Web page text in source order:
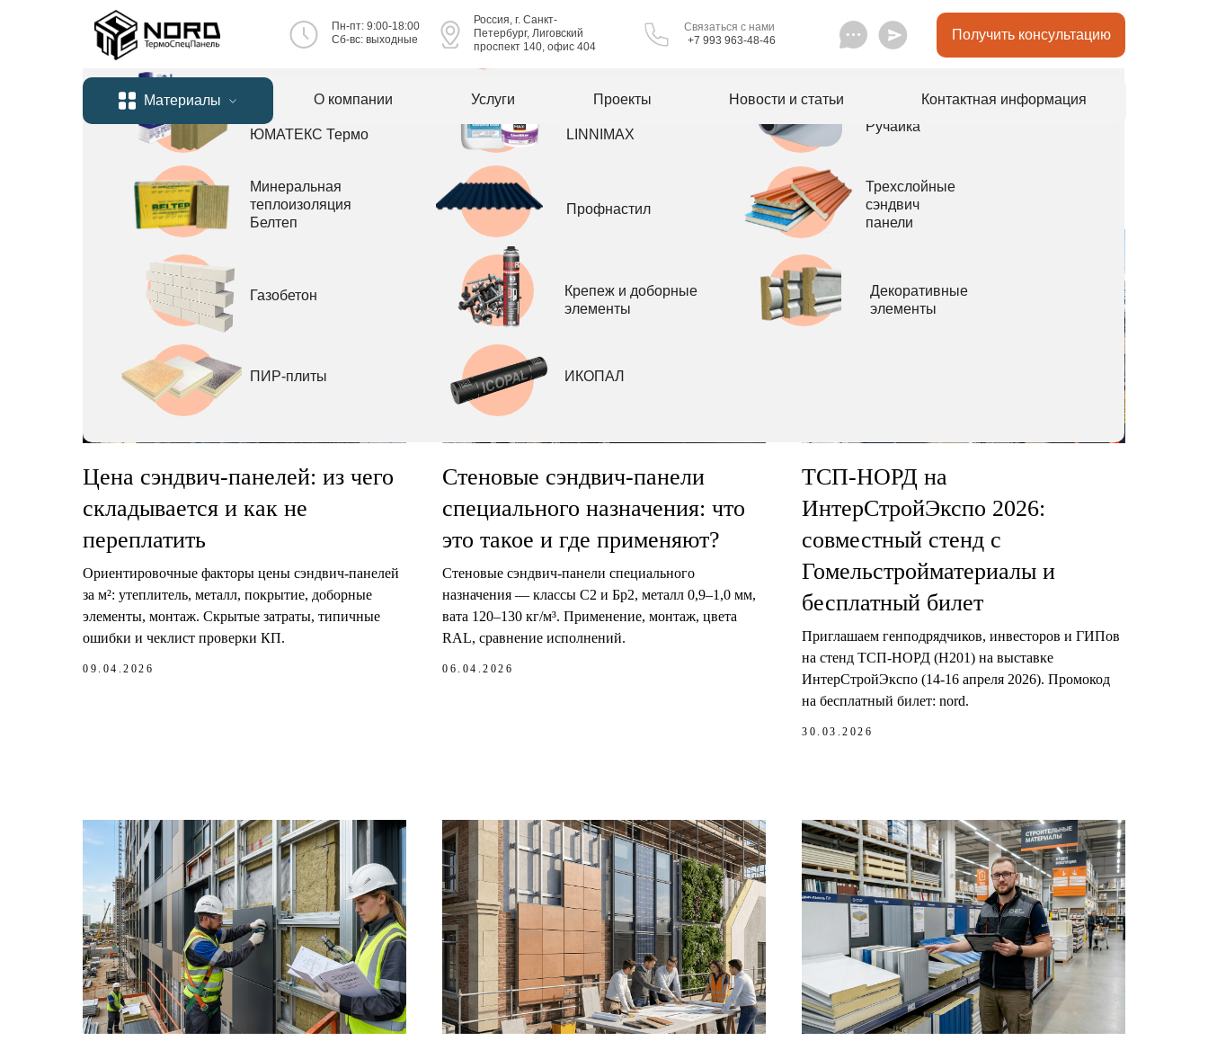
Пн-пт: 9:00-18:00
Сб-вc: выходные
Россия, г. Санкт-
Петербург, Лиговский
проспект 140, офис 404
+7 993 963-48-46
Связаться с нами
О компании Услуги Проекты Новости и статьи Контактная информация
Материалы
Получить консультацию
Теплоизоляция
ПЕНОПЛЭКС
Отделочные
LINNIMAX
Трехслойные
сэндвич
панели
ПВХ-мембрана
Ручайка
Экструдиророванный
пенополистирол
Batepleks
Минеральная
теплоизоляция
ЮМАТЕКС Термо
Минеральная
теплоизоляция
Белтеп
теплоизоляция
DiROCK
Профнастил
Газобетон
ПИР-плиты ИКОПАЛ
Крепеж и доборные
элементы
Декоративные
элементы
Интересные статьи
Цена сэндвич-панелей: из чего
складывается и как не
переплатить
Ориентировочные факторы цены сэндвич-панелей
за м²: утеплитель, металл, покрытие, доборные
элементы, монтаж. Скрытые затраты, типичные
ошибки и чеклист проверки КП.
09.04.2026
Стеновые сэндвич-панели
специального назначения: что
это такое и где применяют?
Стеновые сэндвич-панели специального
назначения — классы С2 и Бр2, металл 0,9–1,0 мм,
вата 120–130 кг/м³. Применение, монтаж, цвета
RAL, сравнение исполнений.
06.04.2026
ТСП-НОРД на
ИнтерСтройЭкспо 2026:
совместный стенд с
Гомельстройматериалы и
бесплатный билет
Приглашаем генподрядчиков, инвесторов и ГИПов
на стенд ТСП-НОРД (Н201) на выставке
ИнтерСтройЭкспо (14-16 апреля 2026). Промокод
на бесплатный билет: nord.
30.03.2026